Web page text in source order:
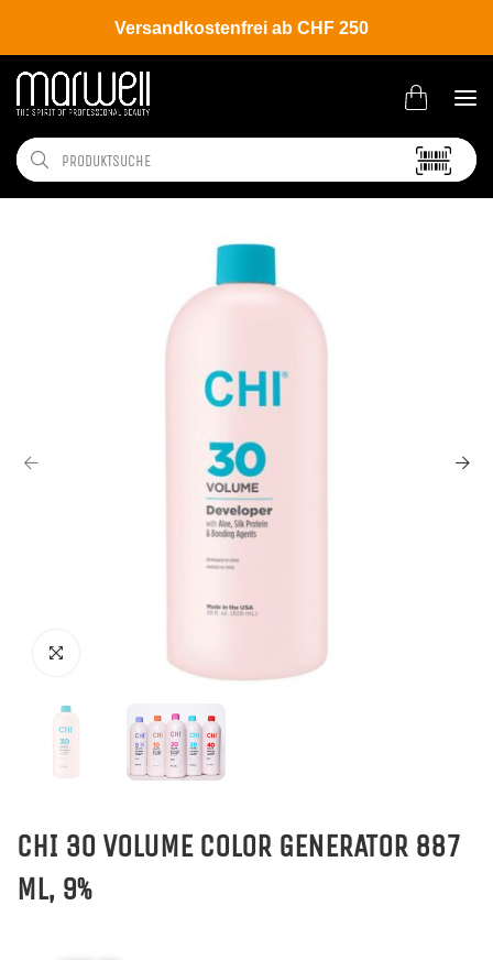
Versandkostenfrei ab CHF 250
Shop Hair Coloration Oxydanten
CHI 30 VOLUME COLOR GENERATOR 887
ML, 9%